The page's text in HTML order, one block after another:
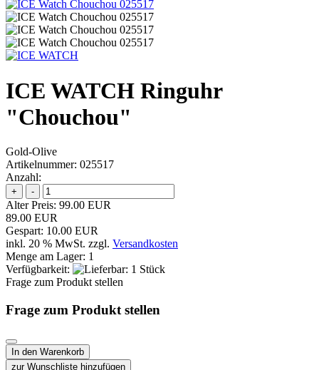
ICE WATCH Ringuhr
"Chouchou"
Gold-Olive
Artikelnummer: 025517
Anzahl:
Alter Preis: 99.00 EUR
89.00 EUR
Gespart: 10.00 EUR
inkl. 20 % MwSt. zzgl. Versandkosten
Menge am Lager: 1
Verfügbarkeit:
Frage zum Produkt stellen
Frage zum Produkt stellen